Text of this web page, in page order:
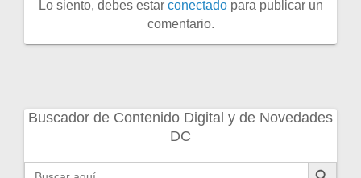
Lo siento, debes estar conectadopara publicar un
comentario.
Buscador de Contenido Digital y de Novedades
DC
Buscar: Botón de búsqueda